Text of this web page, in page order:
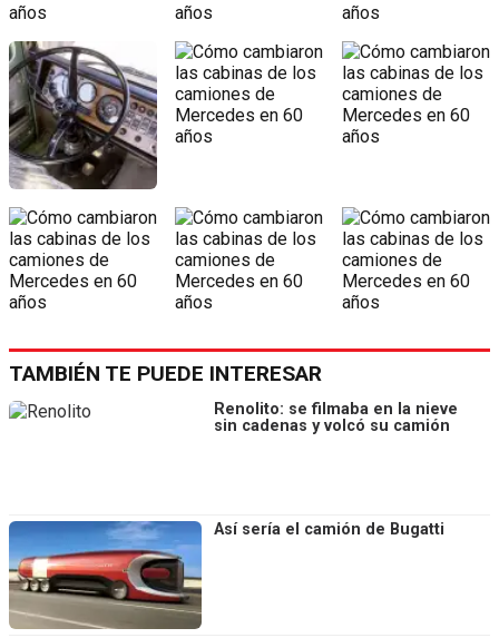
TAMBIÉN TE PUEDE INTERESAR
Renolito: se filmaba en la nieve
sin cadenas y volcó su camión
Así sería el camión de Bugatti